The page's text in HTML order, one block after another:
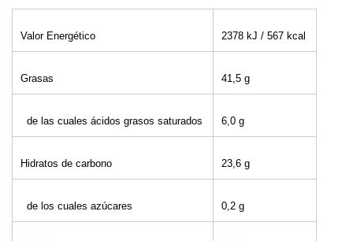
Valor Energético 2378 kJ / 567 kcal
Grasas 41,5 g
de las cuales ácidos grasos saturados 6,0 g
Hidratos de carbono 23,6 g
de los cuales azúcares 0,2 g